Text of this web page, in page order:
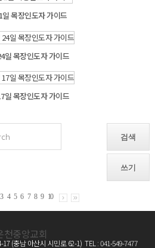
일 목장인도자 가이드
일 목장인도자 가이드
일 목장인도자 가이드
검색
쓰기
3 4 5 6 7 8 9 10
천중앙교회
(충남 아산시 시민로 62-1) TEL : 041-549-7477